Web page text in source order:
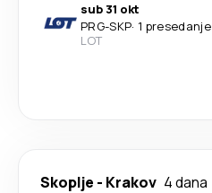
sub 31 okt
PRG-SKP· 1 presedanje
LOT
Skoplje - Krakov 4 dana